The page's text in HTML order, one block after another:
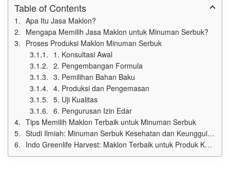
Table of Contents
Apa Itu Jasa Maklon?
Mengapa Memilih Jasa Maklon untuk Minuman Serbuk?
Proses Produksi Maklon Minuman Serbuk
1. Konsultasi Awal
2. Pengembangan Formula
3. Pemilihan Bahan Baku
4. Produksi dan Pengemasan
5. Uji Kualitas
6. Pengurusan Izin Edar
Tips Memilih Maklon Terbaik untuk Minuman Serbuk
Studi Ilmiah: Minuman Serbuk Kesehatan dan Keunggulannya
Indo Greenlife Harvest: Maklon Terbaik untuk Produk Kesehatan